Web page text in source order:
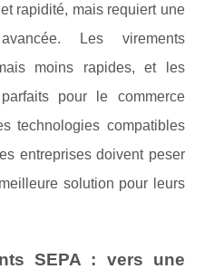
rapidité, mais requiert une
Les virements
moins rapides, et les
pour le commerce
technologies compatibles
entreprises doivent peser
solution pour leurs
SEPA : vers une